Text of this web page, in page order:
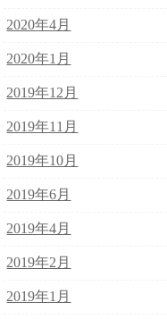
2020年4月
2020年1月
2019年12月
2019年11月
2019年10月
2019年6月
2019年4月
2019年2月
2019年1月